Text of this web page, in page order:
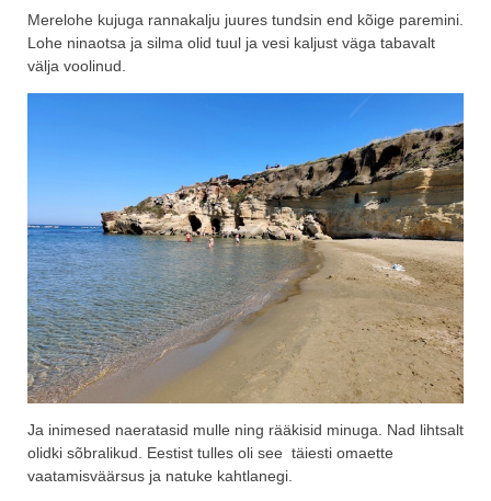
Merelohe kujuga rannakalju juures tundsin end kõige paremini.
Lohe ninaotsa ja silma olid tuul ja vesi kaljust väga tabavalt
välja voolinud.
Ja inimesed naeratasid mulle ning rääkisid minuga. Nad lihtsalt
olidki sõbralikud. Eestist tulles oli see täiesti omaette
vaatamisväärsus ja natuke kahtlanegi.